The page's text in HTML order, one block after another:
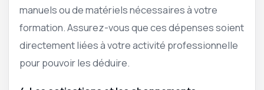
manuels ou de matériels nécessaires à votre
formation. Assurez-vous que ces dépenses soient
directement liées à votre activité professionnelle
pour pouvoir les déduire.